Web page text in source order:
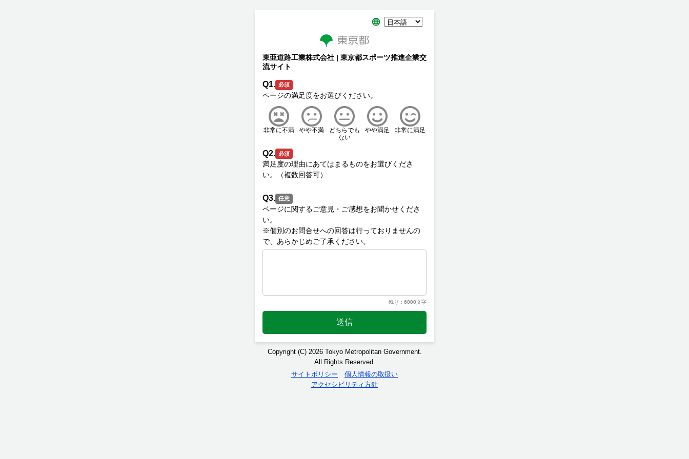
東亜道路工業株式会社 | 東京都スポーツ推進企業交
流サイト
Q1. 必須
非常に不満 やや不満
どちらでも
ない
やや満足 非常に満足
Q2. 必須
満足度の理由にあてはまるものをお選びくださ
Q3. 任意
ページに関するご意見・ご感想をお聞かせくださ
い。
※個別のお問合せへの回答は行っておりませんの
残り：6000文字
送信
Copyright (C) 2026 Tokyo Metropolitan Government.
All Rights Reserved.
サイトポリシー
個人情報の取扱い
アクセシビリティ方針